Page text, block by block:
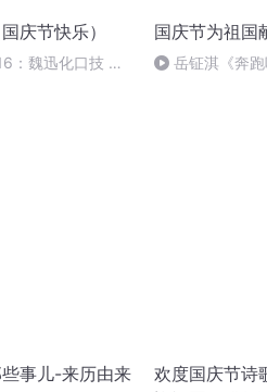
庆节快乐）
：魏迅化口技 二
国庆节为祖国
岳钲淇《奔跑
事儿-来历由来
欢度国庆节